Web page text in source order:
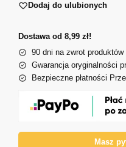
Dodaj do ulubionych
Dostawa od 8,99 zł!
90 dni na zwrot produktów
Gwarancja oryginalności
Bezpieczne płatności
Masz